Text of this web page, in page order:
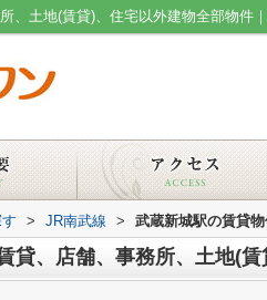
> JR南武線 > 武蔵新城駅の賃貸
貸、店舗、事務所、土地(